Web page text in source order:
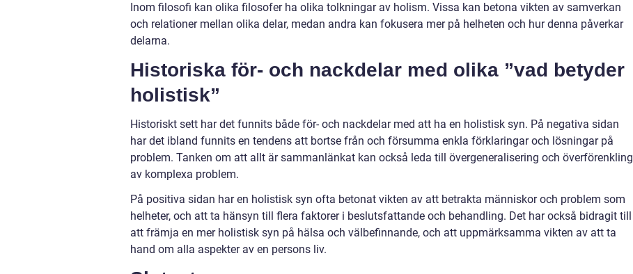
Inom filosofi kan olika filosofer ha olika tolkningar av holism. Vissa kan betona vikten av samverkan
och relationer mellan olika delar, medan andra kan fokusera mer på helheten och hur denna påverkar
delarna.
Historiska för- och nackdelar med olika ”vad betyder
holistisk”
Historiskt sett har det funnits både för- och nackdelar med att ha en holistisk syn. På negativa sidan
har det ibland funnits en tendens att bortse från och försumma enkla förklaringar och lösningar på
problem. Tanken om att allt är sammanlänkat kan också leda till övergeneralisering och överförenkling
av komplexa problem.
På positiva sidan har en holistisk syn ofta betonat vikten av att betrakta människor och problem som
helheter, och att ta hänsyn till flera faktorer i beslutsfattande och behandling. Det har också bidragit till
att främja en mer holistisk syn på hälsa och välbefinnande, och att uppmärksamma vikten av att ta
hand om alla aspekter av en persons liv.